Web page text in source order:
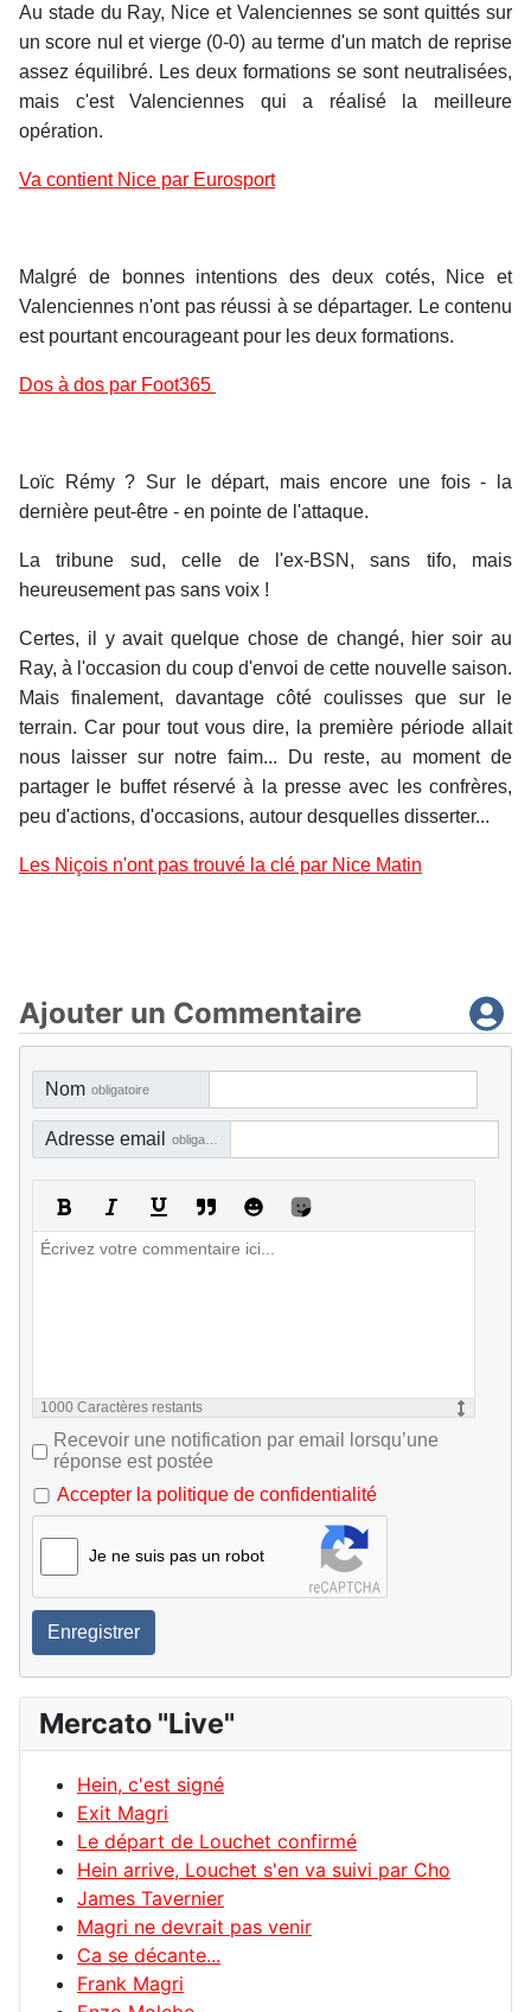
Au stade du Ray, Nice et Valenciennes se sont quittés sur
un score nul et vierge (0-0) au terme d'un match de reprise
assez équilibré. Les deux formations se sont neutralisées,
mais c'est Valenciennes qui a réalisé la meilleure
opération.
Va contient Nice par Eurosport
Malgré de bonnes intentions des deux cotés, Nice et
Valenciennes n'ont pas réussi à se départager. Le contenu
est pourtant encourageant pour les deux formations.
Dos à dos par Foot365
Loïc Rémy ? Sur le départ, mais encore une fois - la
dernière peut-être - en pointe de l'attaque.
La tribune sud, celle de l'ex-BSN, sans tifo, mais
heureusement pas sans voix !
Certes, il y avait quelque chose de changé, hier soir au
Ray, à l'occasion du coup d'envoi de cette nouvelle saison.
Mais finalement, davantage côté coulisses que sur le
terrain. Car pour tout vous dire, la première période allait
nous laisser sur notre faim... Du reste, au moment de
partager le buffet réservé à la presse avec les confrères,
peu d'actions, d'occasions, autour desquelles disserter...
Les Niçois n'ont pas trouvé la clé par Nice Matin
Ajouter un Commentaire
Nom obligatoire
Adresse email
1000 Caractères restants
Recevoir une notification par email lorsqu’une
réponse est postée
Accepter la politique de confidentialité
Je ne suis pas un robot
Enregistrer
Mercato "Live"
Hein, c'est signé
Exit Magri
Le départ de Louchet confirmé
Hein arrive, Louchet s'en va suivi par Cho
James Tavernier
Magri ne devrait pas venir
Ca se décante...
Frank Magri